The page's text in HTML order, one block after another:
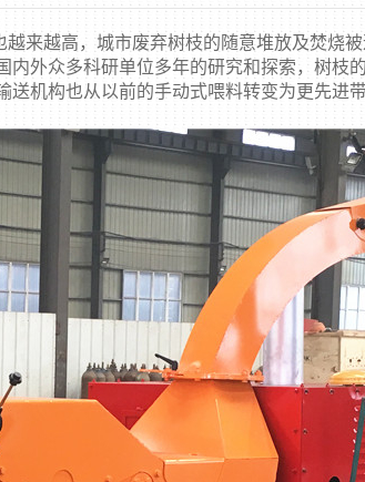
来越高，城市废弃树枝的随意堆放及焚烧
外众多科研单位多年的研究和探索，树枝
送机构也从以前的手动式喂料转变为更先进